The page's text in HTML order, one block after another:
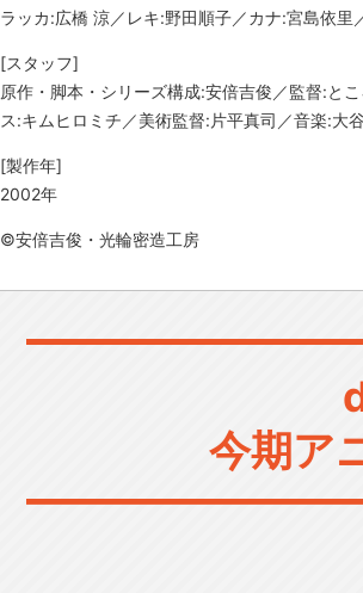
ラッカ:広橋 涼／レキ:野田順子／カナ:宮島依
[スタッフ]
原作・脚本・シリーズ構成:安倍吉俊／監督:と
ス:キムヒロミチ／美術監督:片平真司／音楽:大
[製作年]
2002年
©安倍吉俊・光輪密造工房
今期ア